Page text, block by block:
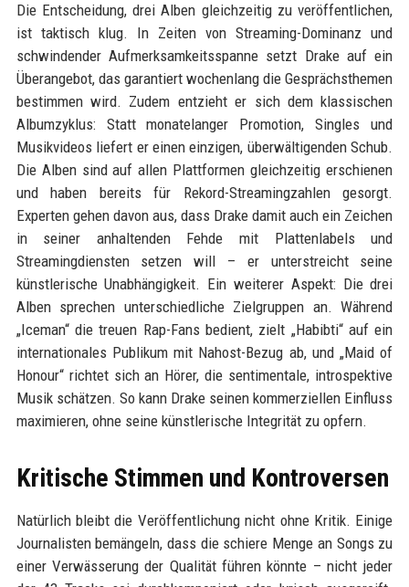
Die Entscheidung, drei Alben gleichzeitig zu veröffentlichen,
ist taktisch klug. In Zeiten von Streaming-Dominanz und
schwindender Aufmerksamkeitsspanne setzt Drake auf ein
Überangebot, das garantiert wochenlang die Gesprächsthemen
bestimmen wird. Zudem entzieht er sich dem klassischen
Albumzyklus: Statt monatelanger Promotion, Singles und
Musikvideos liefert er einen einzigen, überwältigenden Schub.
Die Alben sind auf allen Plattformen gleichzeitig erschienen
und haben bereits für Rekord-Streamingzahlen gesorgt.
Experten gehen davon aus, dass Drake damit auch ein Zeichen
in seiner anhaltenden Fehde mit Plattenlabels und
Streamingdiensten setzen will – er unterstreicht seine
künstlerische Unabhängigkeit. Ein weiterer Aspekt: Die drei
Alben sprechen unterschiedliche Zielgruppen an. Während
„Iceman“ die treuen Rap-Fans bedient, zielt „Habibti“ auf ein
internationales Publikum mit Nahost-Bezug ab, und „Maid of
Honour“ richtet sich an Hörer, die sentimentale, introspektive
Musik schätzen. So kann Drake seinen kommerziellen Einfluss
maximieren, ohne seine künstlerische Integrität zu opfern.
Kritische Stimmen und Kontroversen
Natürlich bleibt die Veröffentlichung nicht ohne Kritik. Einige
Journalisten bemängeln, dass die schiere Menge an Songs zu
einer Verwässerung der Qualität führen könnte – nicht jeder